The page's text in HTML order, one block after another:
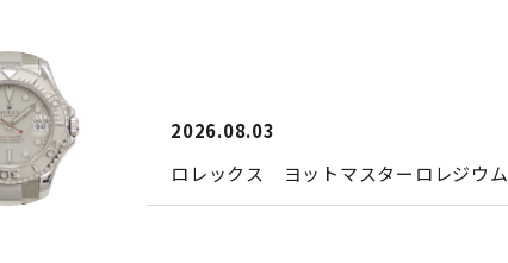
2026.08.03
ロレックス ヨットマスターロレジウム